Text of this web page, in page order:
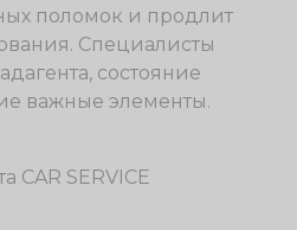
поломок и продлит
Специалисты
состояние
важные элементы.
CAR SERVICE